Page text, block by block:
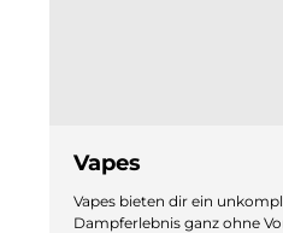
Vapes
Vapes bieten dir ein
Dampferlebnis ganz ohne